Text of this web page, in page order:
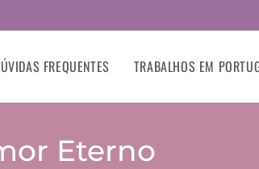
FREQUENTES TRABALHOS EM
Eterno